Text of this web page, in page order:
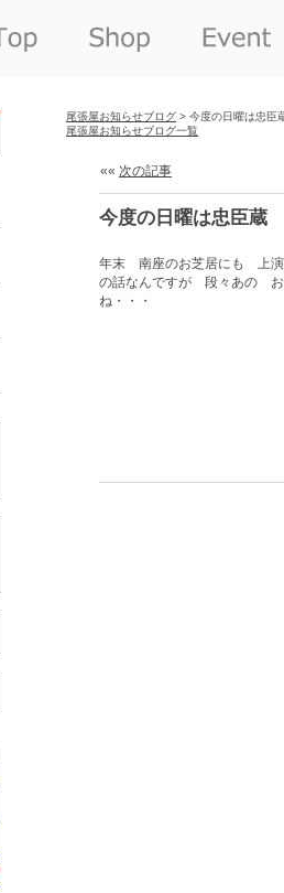
尾張屋お知らせブログ > 今度の日曜は忠臣
尾張屋お知らせブログ一覧
«« 次の記事
今度の日曜は忠臣蔵
年末 南座のお芝居にも 上
の話なんですが 段々あの
ね・・・